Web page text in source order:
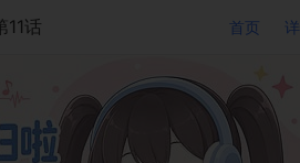
11话 首页